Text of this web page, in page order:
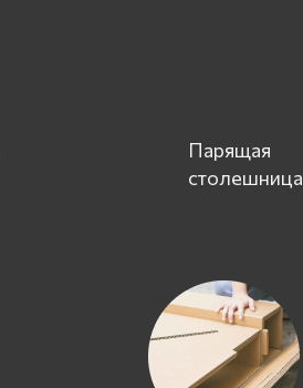
Парящая
столешница